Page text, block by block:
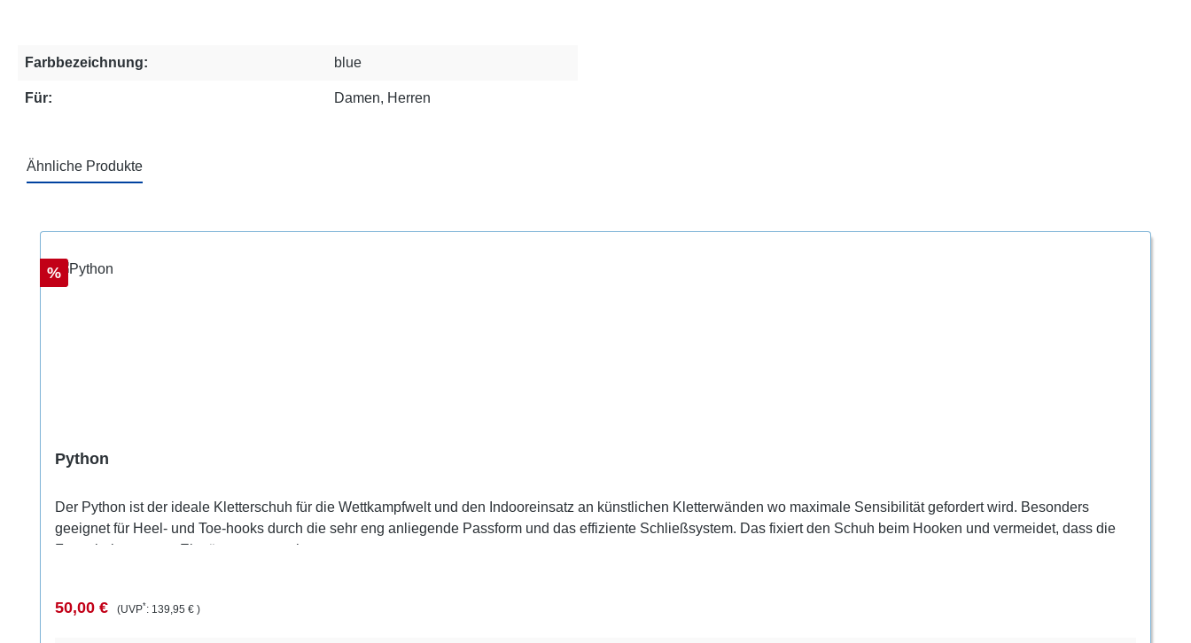
Farbbezeichnung: blue
Für: Damen, Herren
Ähnliche Produkte
Rabatt
%
Python
Der Python ist der ideale Kletterschuh für die Wettkampfwelt und den Indooreinsatz an künstlichen Kletterwänden wo maximale Sensibilität gefordert wird. Besonders
geeignet für Heel- und Toe-hooks durch die sehr eng anliegende Passform und das effiziente Schließsystem. Das fixiert den Schuh beim Hooken und vermeidet, dass die
Ferse bei extremen Einsätzen verrutscht.
Verkaufspreis:
50,00 € (UVP*: Regulärer Preis:
139,95 € )